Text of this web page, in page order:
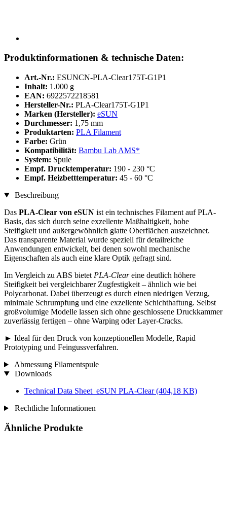
Produktinformationen & technische Daten:
Art.-Nr.: ESUNCN-PLA-Clear175T-G1P1
Inhalt: 1.000 g
EAN: 6922572218581
Hersteller-Nr.: PLA-Clear175T-G1P1
Marken (Hersteller): eSUN
Durchmesser: 1,75 mm
Produktarten: PLA Filament
Farbe: Grün
Kompatibilität: Bambu Lab AMS*
System: Spule
Empf. Drucktemperatur: 190 - 230 °C
Empf. Heizbetttemperatur: 45 - 60 °C
Beschreibung
Das PLA-Clear von eSUN ist ein technisches Filament auf PLA-
Basis, das sich durch seine exzellente Maßhaltigkeit, hohe
Steifigkeit und außergewöhnlich glatte Oberflächen auszeichnet.
Das transparente Material wurde speziell für detailreiche
Anwendungen entwickelt, bei denen sowohl mechanische
Eigenschaften als auch eine klare Optik gefragt sind.
Im Vergleich zu ABS bietet PLA-Cleareine deutlich höhere
Steifigkeit bei vergleichbarer Zugfestigkeit – ähnlich wie bei
Polycarbonat. Dabei überzeugt es durch einen niedrigen Verzug,
minimale Schrumpfung und eine exzellente Schichthaftung. Selbst
großvolumige Modelle lassen sich ohne geschlossene Druckkammer
zuverlässig fertigen – ohne Warping oder Layer-Cracks.
► Ideal für den Druck von konzeptionellen Modelle, Rapid
Prototyping und Feingussverfahren.
Abmessung Filamentspule
Downloads
Technical Data Sheet_eSUN PLA-Clear(404,18 KB)
Rechtliche Informationen
Ähnliche Produkte